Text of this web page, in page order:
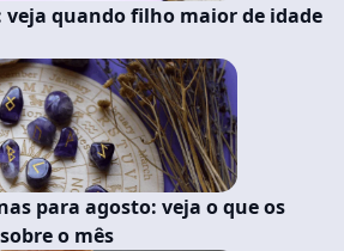
veja quando filho maior de idade
para agosto: veja o que os
o mês